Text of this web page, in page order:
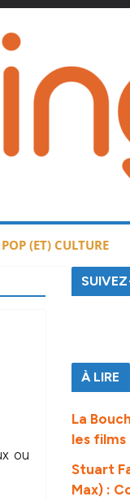
POP (ET) CULTURE
ou
À LIRE
La
les films
Stuart
Max) :